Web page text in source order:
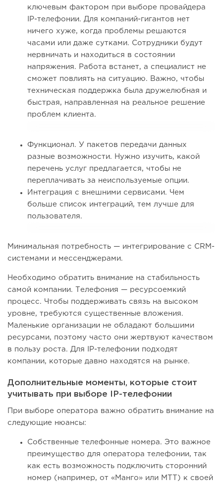
ключевым фактором при выборе провайдера
IP-телефонии. Для компаний-гигантов нет
ничего хуже, когда проблемы решаются
часами или даже сутками. Сотрудники будут
нервничать и находиться в состоянии
напряжения. Работа встанет, а специалист не
сможет повлиять на ситуацию. Важно, чтобы
техническая поддержка была дружелюбная и
быстрая, направленная на реальное решение
проблем клиента.
Функционал. У пакетов передачи данных
разные возможности. Нужно изучить, какой
перечень услуг предлагается, чтобы не
переплачивать за неиспользуемые опции.
Интеграция с внешними сервисами. Чем
больше список интеграций, тем лучше для
пользователя.
Минимальная потребность — интегрирование с CRM-
системами и мессенджерами.
Необходимо обратить внимание на стабильность
самой компании. Телефония — ресурсоемкий
процесс. Чтобы поддерживать связь на высоком
уровне, требуются существенные вложения.
Маленькие организации не обладают большими
ресурсами, поэтому часто они жертвуют качеством
в пользу роста. Для IP-телефонии подходят
компании, которые давно находятся на рынке.
Дополнительные моменты, которые стоит
учитывать при выборе IP-телефонии
При выборе оператора важно обратить внимание на
следующие нюансы:
Собственные телефонные номера. Это важное
преимущество для оператора телефонии, так
как есть возможность подключить сторонний
номер (например, от «Манго» или МТТ) к своей